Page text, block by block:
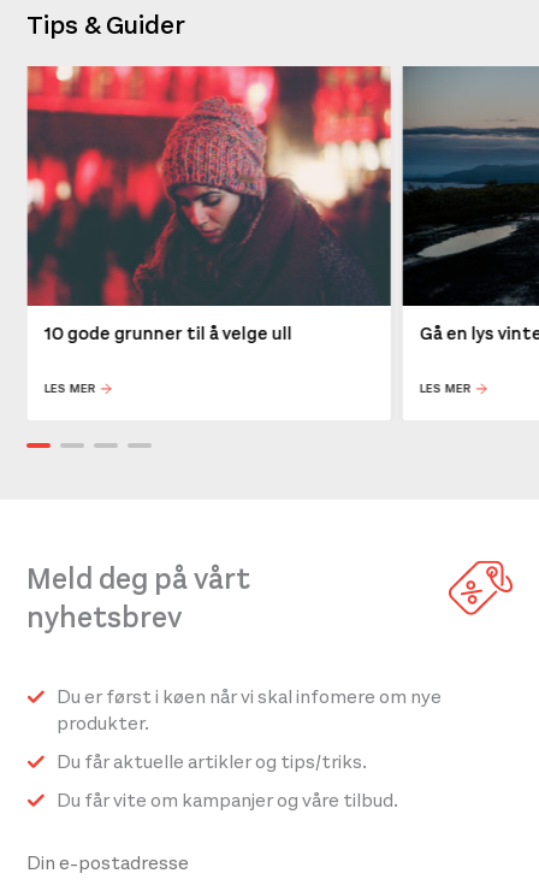
Tips & Guider
10 gode grunner til å velge ull
LES MER
Gå en lys
LES MER
Meld deg på vårt
nyhetsbrev
Du er først i køen når vi skal infomere om nye
produkter.
Du får aktuelle artikler og tips/triks.
Du får vite om kampanjer og våre tilbud.